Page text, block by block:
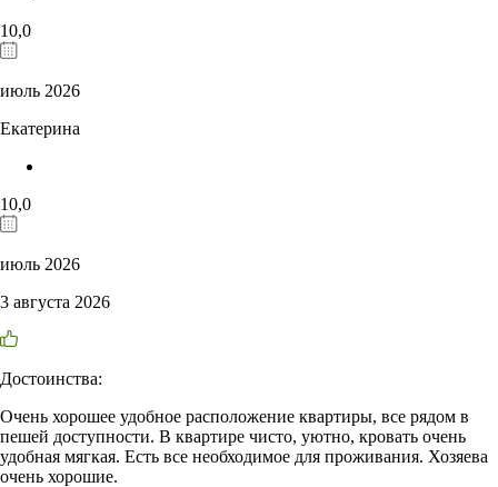
10,0
июль 2026
Екатерина
10,0
июль 2026
3 августа 2026
Достоинства:
Очень хорошее удобное расположение квартиры, все рядом в
пешей доступности. В квартире чисто, уютно, кровать очень
удобная мягкая. Есть все необходимое для проживания. Хозяева
очень хорошие.